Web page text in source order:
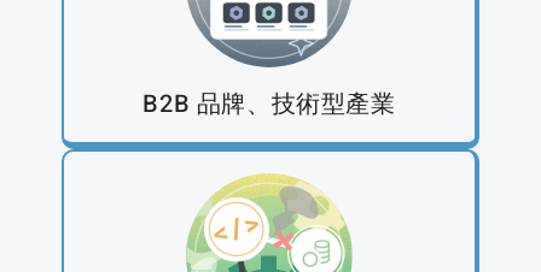
B2B 品牌、技術型產業